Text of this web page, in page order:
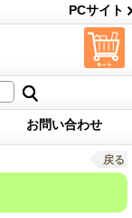
PCサイト
お問い合わせ
戻る